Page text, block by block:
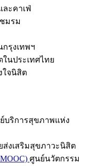
ละคาเฟ่
มรม
รุงเทพฯ
นประเทศไทย
ใจนิสิต
บริการสุขภาพแห่ง
ส่งเสริมสุขภาวะนิสิต
ศูนย์นวัตกรรม